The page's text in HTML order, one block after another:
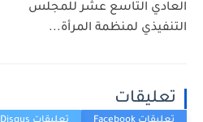
العادي التاسع عشر للمجلس
التنفيذي لمنظمة المرأة...
تعليقات